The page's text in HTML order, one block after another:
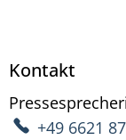
Kontakt
+49 6621